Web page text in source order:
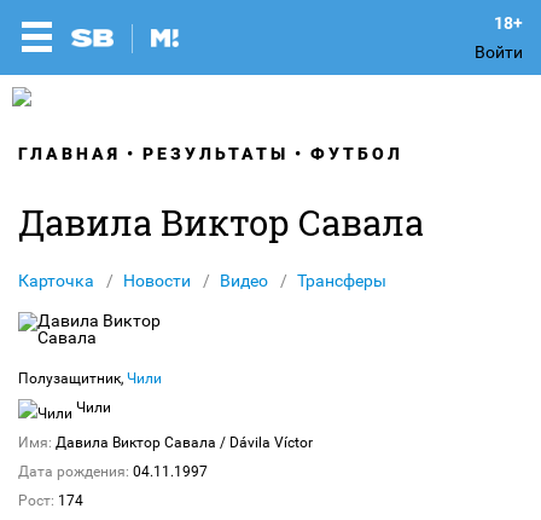
Войти
ГЛАВНАЯ РЕЗУЛЬТАТЫ ФУТБОЛ
Давила Виктор Савала
Карточка Новости Видео Трансферы
Полузащитник, Чили
Чили
Имя: Давила Виктор Савала / Dávila Víctor
Дата рождения: 04.11.1997
Рост: 174